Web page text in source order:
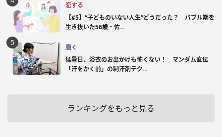
恋する
【#5】“子どものいない人生”どうだった？ バブル期を
生き抜いた56歳・佐...
磨く
猛暑日、浴衣のお出かけも怖くない！ マンダム直伝
「汗をかく前」の制汗剤テク...
ランキングをもっと見る